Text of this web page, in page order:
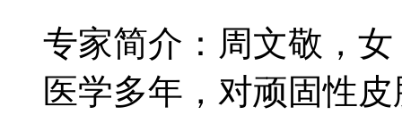
专家简介：周文敬，
医学多年，对顽固性皮